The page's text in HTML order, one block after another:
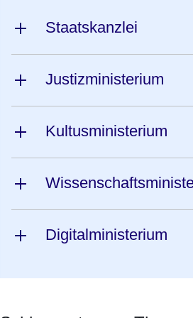
Staatskanzlei
Justizministerium
Kultusministerium
Digitalministerium